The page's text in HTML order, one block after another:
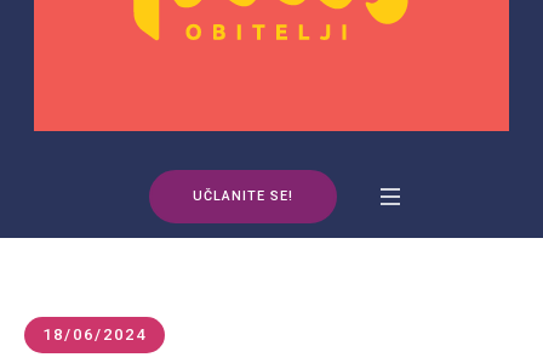
UČLANITE SE!
18/06/2024